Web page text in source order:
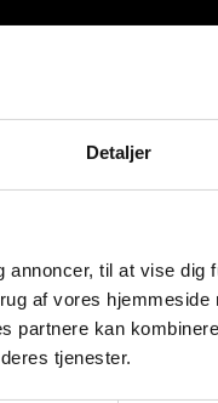
Detaljer
til at vise
af vores
partnere kan
tjenester.